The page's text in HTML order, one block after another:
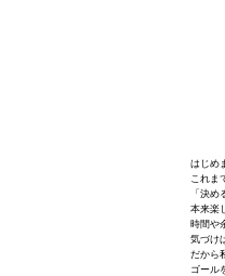
はじめ
これま
「決
本来楽
時間や
気づけ
だから
ゴール